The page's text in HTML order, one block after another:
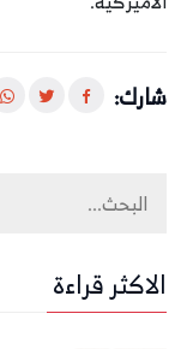
شارك:
الاكثر قراءة